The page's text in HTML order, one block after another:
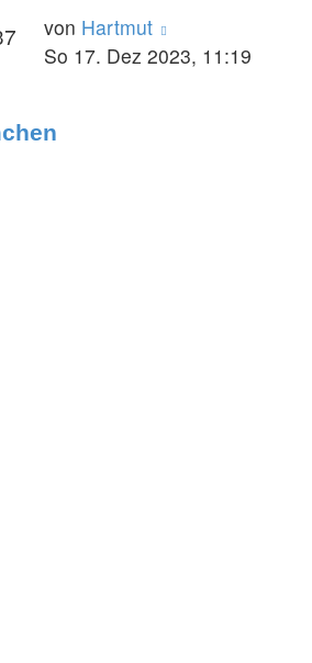
von Hartmut
So 17. Dez 2023, 11:19